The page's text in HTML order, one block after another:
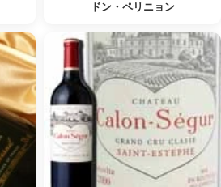
ドン・ペリニョン